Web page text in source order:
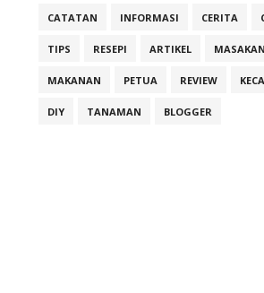
CATATAN INFORMASI CERITA
TIPS RESEPI ARTIKEL MASAKAN
MAKANAN PETUA REVIEW
DIY TANAMAN BLOGGER